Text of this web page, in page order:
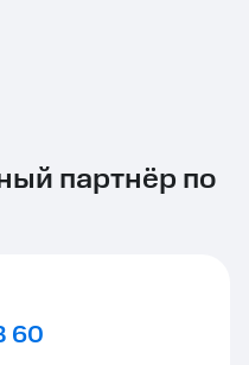
партнёр по
60